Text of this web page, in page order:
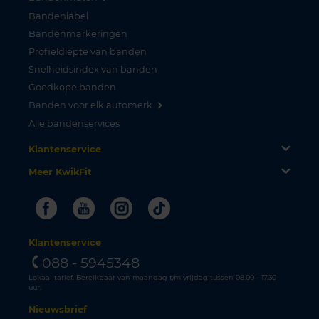
Bandenlabel
Bandenmarkeringen
Profieldiepte van banden
Snelheidsindex van banden
Goedkope banden
Banden voor elk automerk
Alle bandenservices
Klantenservice
Meer KwikFit
FacebookYoutubeInstagram
Tiktok
Klantenservice
088 - 5945348
Lokaal tarief. Bereikbaar van maandag t/m vrijdag tussen 08.00 - 17.30
uur.
Nieuwsbrief